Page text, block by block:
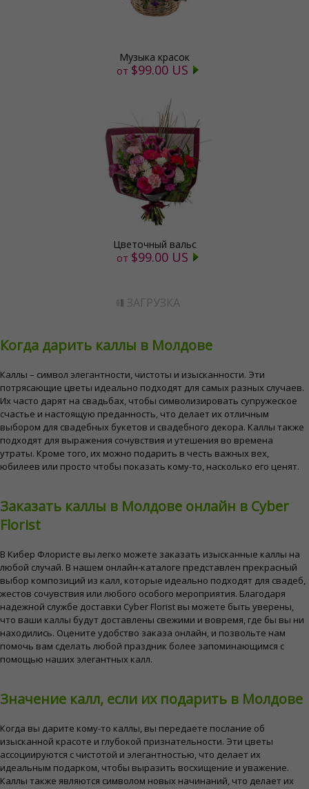
Музыка красок
от $99.00 US
Цветочный вальс
от $99.00 US
ЗАГРУЗКА
Когда дарить каллы в Молдове
Каллы – символ элегантности, чистоты и изысканности. Эти
потрясающие цветы идеально подходят для самых разных случаев.
Их часто дарят на свадьбах, чтобы символизировать супружеское
счастье и настоящую преданность, что делает их отличным
выбором для свадебных букетов и свадебного декора. Каллы также
подходят для выражения сочувствия и утешения во времена
утраты. Кроме того, их можно подарить в честь важных вех,
юбилеев или просто чтобы показать кому-то, насколько его ценят.
Заказать каллы в Молдове онлайн в Cyber ​​
Florist
В Кибер Флористе вы легко можете заказать изысканные каллы на
любой случай. В нашем онлайн-каталоге представлен прекрасный
выбор композиций из калл, которые идеально подходят для свадеб,
жестов сочувствия или любого особого мероприятия. Благодаря
надежной службе доставки Cyber ​​Florist вы можете быть уверены,
что ваши каллы будут доставлены свежими и вовремя, где бы вы ни
находились. Оцените удобство заказа онлайн, и позвольте нам
помочь вам сделать любой праздник более запоминающимся с
помощью наших элегантных калл.
Значение калл, если их подарить в Молдове
Когда вы дарите кому-то каллы, вы передаете послание об
изысканной красоте и глубокой признательности. Эти цветы
ассоциируются с чистотой и элегантностью, что делает их
идеальным подарком, чтобы выразить восхищение и уважение.
Каллы также являются символом новых начинаний, что делает их